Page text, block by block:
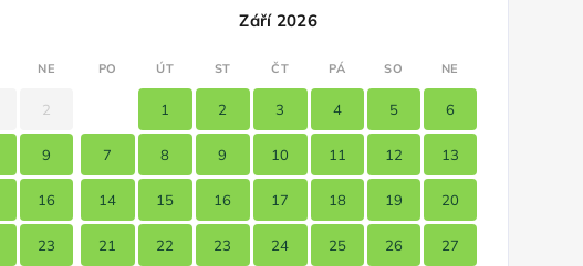
NE
2
9
16
23
Září 2026
PO ÚT ST ČT PÁ SO NE
1 2 3 4 5 6
7 8 9 10 11 12 13
14 15 16 17 18 19 20
21 22 23 24 25 26 27